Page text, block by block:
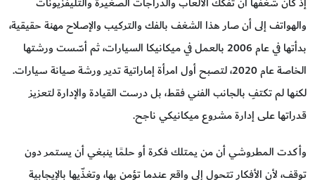
والهواتف إلى أن صار هذا الشغف بالفك والتركيب والإصلاح مهنة حقيقية،
بدأتها في عام 2006 بالعمل في ميكانيكا السيارات، ثم أسّست ورشتها
الخاصة عام 2020، لتصبح أول امرأة إماراتية تدير ورشة صيانة سيارات.
لكنها لم تكتفِ بالجانب الفني فقط، بل درست القيادة والإدارة لتعزيز
قدراتها على إدارة مشروع ميكانيكي ناجح.
وأكدت المطروشي أن من يمتلك فكرة أو حلمًا ينبغي أن يستمر دون
توقف، لأن الأفكار تتحول إلى واقع عندما تؤمن بها، وتغذّيها بالإيجابية